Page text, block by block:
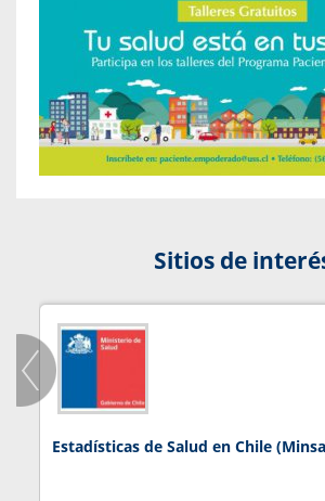
Sitios de
Estadísticas de Salud en Chile